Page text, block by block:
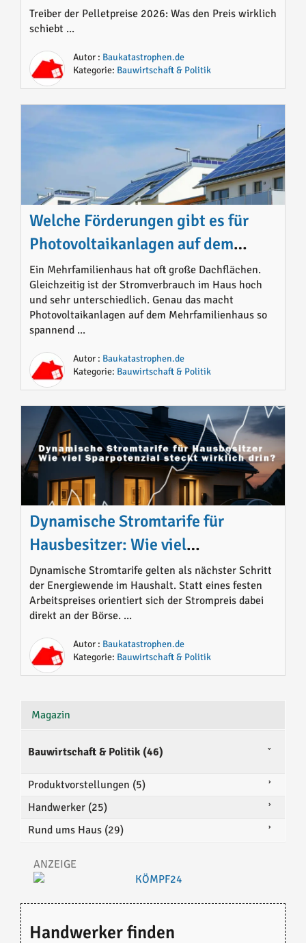
noch Sinn macht
Treiber der Pelletpreise 2026: Was den Preis wirklich
schiebt ...
Autor : Baukatastrophen.de
Kategorie: Bauwirtschaft & Politik
Welche Förderungen gibt es für
Photovoltaikanlagen auf dem
Mehrfamilienhaus 2026
Ein Mehrfamilienhaus hat oft große Dachflächen.
Gleichzeitig ist der Stromverbrauch im Haus hoch
und sehr unterschiedlich. Genau das macht
Photovoltaikanlagen auf dem Mehrfamilienhaus so
spannend ...
Autor : Baukatastrophen.de
Kategorie: Bauwirtschaft & Politik
Dynamische Stromtarife für
Hausbesitzer: Wie viel
Sparpotenzial steckt wirklich drin?
Dynamische Stromtarife gelten als nächster Schritt
der Energiewende im Haushalt. Statt eines festen
Arbeitspreises orientiert sich der Strompreis dabei
direkt an der Börse. ...
Autor : Baukatastrophen.de
Kategorie: Bauwirtschaft & Politik
Magazin
Bauwirtschaft & Politik (46)
Produktvorstellungen (5)
Handwerker (25)
Rund ums Haus (29)
Handwerker finden